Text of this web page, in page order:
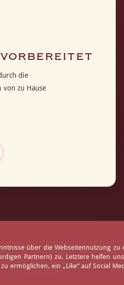
die
von zu Hause
AGB
über die Webseitennutzung
Partnern) zu. Letztere helfen
ermöglichen, ein „Like“ auf Social